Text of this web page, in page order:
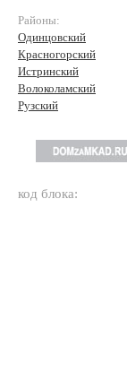
Районы:
Одинцовский
Красногорский
Истринский
Волоколамский
Рузский
код блока: